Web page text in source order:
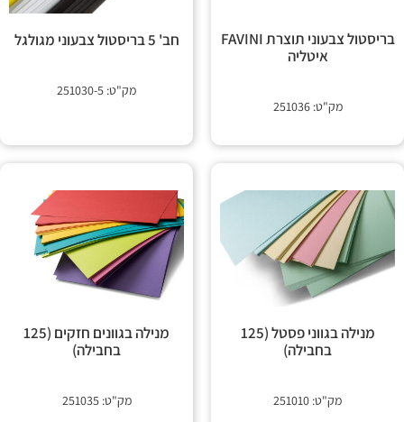
קשר
בריסטול צבעוני תוצרת FAVINI
איטליה
מק"ט: 251036
חב' 5 בריסטול צבעוני מגולגל
מק"ט: 251030-5
מנילה בגווני פסטל (125
בחבילה)
מק"ט: 251010
מנילה בגוונים חזקים (125
בחבילה)
מק"ט: 251035